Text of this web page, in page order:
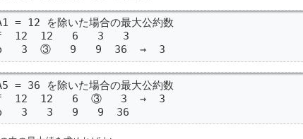
= 12 を除いた場合の最大公約数
12  12   6   3   3
3  ③   9   9  36  →  3
= 36 を除いた場合の最大公約数
12  12   6  ③   3  →  3
3   3   9   9  36